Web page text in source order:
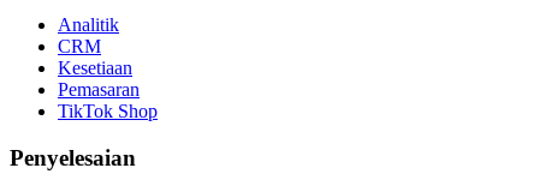
Analitik
CRM
Kesetiaan
Pemasaran
TikTok Shop
Penyelesaian